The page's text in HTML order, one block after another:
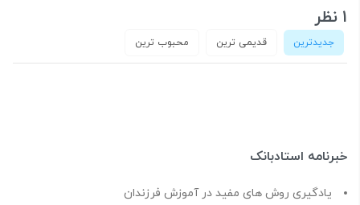
1 نظر
جدیدترین قدیمی ترین محبوب ترین
خبرنامه استادبانک
یادگیری روش های مفید در آموزش فرزندان